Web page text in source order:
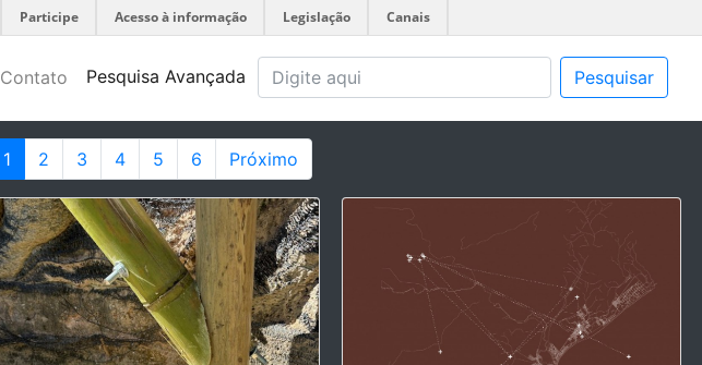
Participe Acesso à informação Legislação Canais
Contato Pesquisa Avançada Pesquisar
1 2 3 4 5 6 Próximo